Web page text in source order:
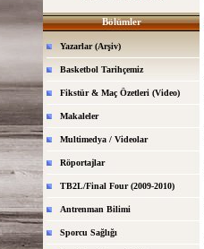
Bölümler
Yazarlar (Arşiv)
Basketbol Tarihçemiz
Fikstür & Maç Özetleri (Video)
Makaleler
Multimedya / Videolar
Röportajlar
TB2L/Final Four (2009-2010)
Antrenman Bilimi
Sporcu Sağlığı